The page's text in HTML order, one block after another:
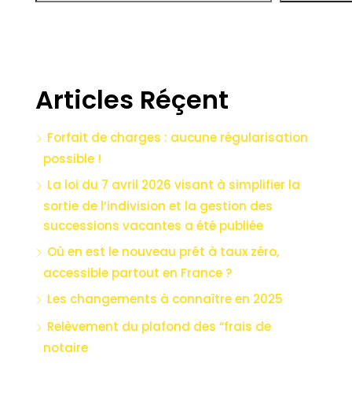
Articles Réçent
Forfait de charges : aucune régularisation
possible !
La loi du 7 avril 2026 visant à simplifier la
sortie de l’indivision et la gestion des
successions vacantes a été publiée
Où en est le nouveau prêt à taux zéro,
accessible partout en France ?
Les changements à connaître en 2025
Relèvement du plafond des “frais de
notaire